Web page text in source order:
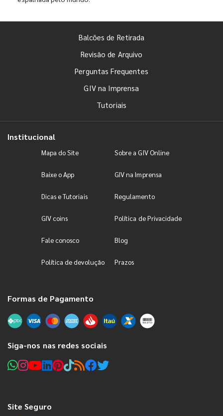
Balcões de Retirada
Revisão de Arquivo
Perguntas Frequentes
GIV na Imprensa
Tutoriais
Institucional
Mapa do Site Sobre a GIV Online
Baixe o App GIV na Imprensa
Dicas e Tutoriais Regulamento
GIV coins Política de Privacidade
Fale conosco Blog
Política de devolução Prazos
Formas de Pagamento
Siga-nos nas redes sociais
Site Seguro